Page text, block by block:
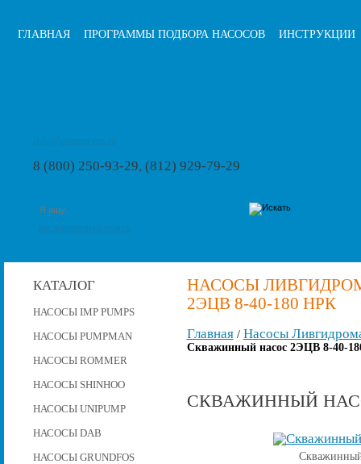
ГЛАВНАЯ ПРОГРАММЫ ПОДБОРА НАСОСОВ ИНСТРУКЦИИ
8 (800) 250-93-29, (812) 929-79-29
КАТАЛОГ
НАСОСЫ IMP PUMPS
НАСОСЫ PUMPMAN
НАСОСЫ ROMMER
НАСОСЫ SHINHOO
НАСОСЫ UNIPUMP
НАСОСЫ DAB
НАСОСЫ GRUNDFOS
НАСОСЫ
2ЭЦВ 8-40-180 НРК
Главная/ Насосы
Скважинный насос 2ЭЦВ 8-40-
СКВАЖИННЫЙ